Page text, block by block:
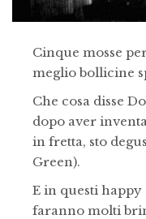
Cinque mosse
meglio bollicine
Che cosa disse
dopo aver
in fretta, sto
Green).
E in questi happy
faranno molti